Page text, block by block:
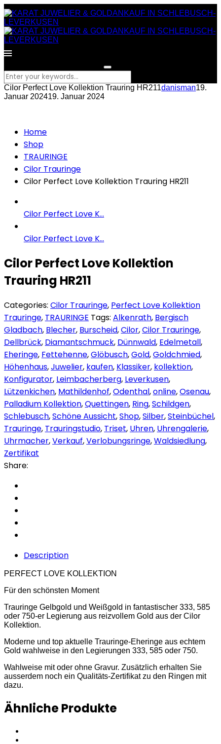
Cilor Perfect Love Kollektion Trauring HR211danisman19.
Januar 202419. Januar 2024
Home
Shop
TRAURINGE
Cilor Trauringe
Cilor Perfect Love Kollektion Trauring HR211
Cilor Perfect Love K...
Cilor Perfect Love K...
Cilor Perfect Love Kollektion
Trauring HR211
Categories: Cilor Trauringe, Perfect Love Kollektion
Trauringe, TRAURINGE Tags: Alkenrath, Bergisch
Gladbach, Blecher, Burscheid,Cilor,Cilor Trauringe,
Dellbrück, Diamantschmuck, Dünnwald, Edelmetall,
Eheringe, Fettehenne,Glöbusch,Gold,Goldchmied,
Höhenhaus,Juwelier, kaufen, Klassiker, kollektion,
Konfigurator, Leimbacherberg, Leverkusen,
Lützenkichen, Mathildenhof,Odenthal,online,Osenau,
Palladium Kollektion,Quettingen, Ring,Schildgen,
Schlebusch,Schöne Aussicht,Shop,Silber,Steinbüchel,
Trauringe, Trauringstudio, Triset, Uhren, Uhrengalerie,
Uhrmacher,Verkauf,Verlobungsringe,Waldsiedlung,
Zertifikat
Share:
Description
PERFECT LOVE KOLLEKTION
Für den schönsten Moment
Trauringe Gelbgold und Weißgold in fantastischer 333, 585
oder 750-er Legierung aus reizvollem Gold aus der Cilor
Kollektion.
Moderne und top aktuelle Trauringe-Eheringe aus echtem
Gold wahlweise in den Legierungen 333, 585 oder 750.
Wahlweise mit oder ohne Gravur. Zusätzlich erhalten Sie
ausserdem noch ein Qualitäts-Zertifikat zu den Ringen mit
dazu.
Ähnliche Produkte